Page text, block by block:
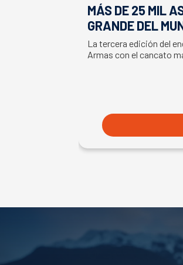
MÁS DE 25 MIL
GRANDE DEL
LA SEMANA DEL
La tercera edición del
Armas con el cancato